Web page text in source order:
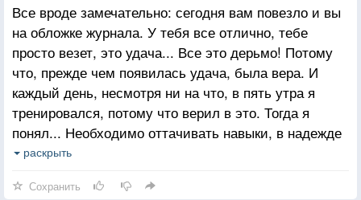
Все вроде замечательно: сегодня вам повезло и вы
на обложке журнала. У тебя все отлично, тебе
просто везет, это удача... Все это дерьмо! Потому
что, прежде чем появилась удача, была вера. И
каждый день, несмотря ни на что, в пять утра я
тренировался, потому что верил в это. Тогда я
понял... Необходимо оттачивать навыки, в надежде
на то, что в один прекрасный день, мои умения
раскрыть
Сохранить